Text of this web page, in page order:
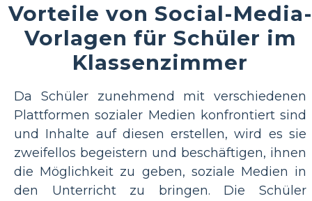
Vorteile von Social-Media-
Vorlagen für Schüler im
Klassenzimmer
Da Schüler zunehmend mit verschiedenen
Plattformen sozialer Medien konfrontiert sind
und Inhalte auf diesen erstellen, wird es sie
zweifellos begeistern und beschäftigen, ihnen
die Möglichkeit zu geben, soziale Medien in
den Unterricht zu bringen. Die Schüler